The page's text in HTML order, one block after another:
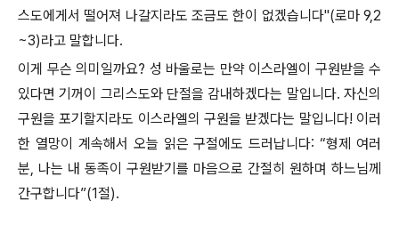
스도에게서 떨어져 나갈지라도 조금도 한이 없겠습니다"(로마 9,2
~3)라고 말합니다.
이게 무슨 의미일까요? 성 바울로는 만약 이스라엘이 구원받을 수
있다면 기꺼이 그리스도와 단절을 감내하겠다는 말입니다. 자신의
구원을 포기할지라도 이스라엘의 구원을 받겠다는 말입니다! 이러
한 열망이 계속해서 오늘 읽은 구절에도 드러납니다: “형제 여러
분, 나는 내 동족이 구원받기를 마음으로 간절히 원하며 하느님께
간구합니다”(1절).